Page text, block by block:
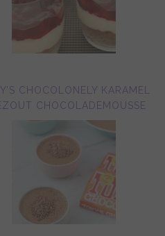
CHOCOLONELY KARAMEL
CHOCOLADEMOUSSE